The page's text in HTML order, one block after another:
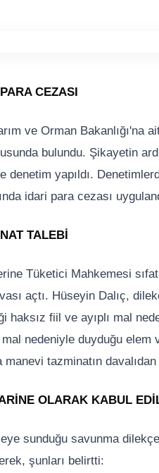
CEZASI
ve Orman Bakanlığı'na
bulundu. Şikayetin
denetim yapıldı.
idari para cezası
TALEBİ
Tüketici Mahkemesi
açtı. Hüseyin Dalıç,
haksız fiil ve ayıplı mal
nedeniyle duyduğu elem
tazminatın
OLARAK KABUL
sunduğu savunma
şunları belirtti: